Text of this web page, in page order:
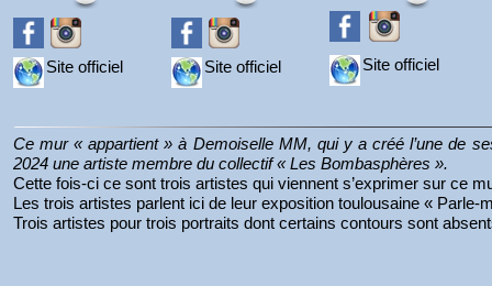
Site officiel Site officiel Site officiel
Ce mur « appartient » à Demoiselle MM, qui y a créé l’une de
2024 une artiste membre du collectif « Les Bombasphères ».
Cette fois-ci ce sont trois artistes qui viennent s’exprimer sur ce
Les trois artistes parlent ici de leur exposition toulousaine « Parle-
Trois artistes pour trois portraits dont certains contours sont